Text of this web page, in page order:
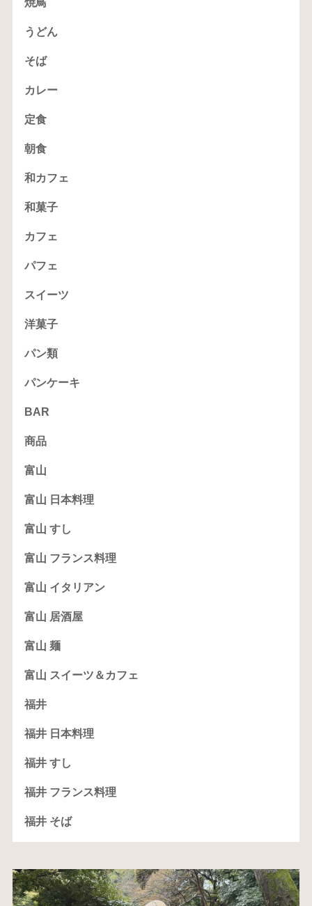
うどん
そば
カレー
定食
朝食
和カフェ
和菓子
カフェ
パフェ
スイーツ
洋菓子
パン類
パンケーキ
BAR
商品
富山
富山 日本料理
富山 すし
富山 フランス料理
富山 イタリアン
富山 居酒屋
富山 麺
富山 スイーツ＆カフェ
福井
福井 日本料理
福井 すし
福井 フランス料理
福井 そば